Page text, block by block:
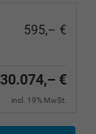
595,– €
30.074,– €
incl. 19% MwSt.